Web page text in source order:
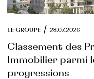
LE GROUPE / 28.07.2026
Classement des
Immobilier parmi
progressions